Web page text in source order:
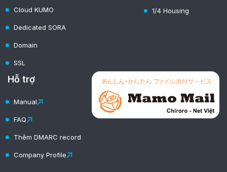
Cloud KUMO
Dedicated SORA
Domain
SSL
1/4 Housing
Hỗ trợ
Manual
FAQ
Thêm DMARC record
Company Profile